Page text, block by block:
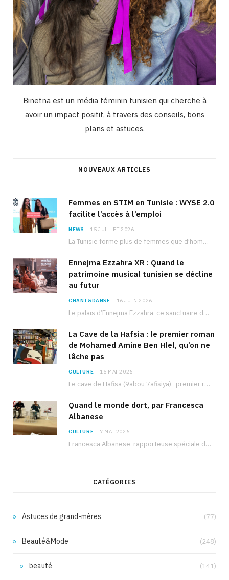
Binetna est un média féminin tunisien qui cherche à
avoir un impact positif, à travers des conseils, bons
plans et astuces.
NOUVEAUX ARTICLES
Femmes en STIM en Tunisie : WYSE 2.0
facilite l’accès à l’emploi
NEWS 15 JUILLET 2026
La Tunisie forme plus de femmes que d’hommes dans les filières scientifiques. Pourtant, pour beaucoup…
Ennejma Ezzahra XR : Quand le
patrimoine musical tunisien se décline
au futur
CHANT&DANSE 16 JUIN 2026
Le palais d’Ennejma Ezzahra, ce sanctuaire de la musique tunisienne et méditerranéenne construit par le…
La Cave de la Hafsia : le premier roman
de Mohamed Amine Ben Hlel, qu’on ne
lâche pas
CULTURE 15 MAI 2026
Le cave de Hafisa (9abou 7afisiya), premier roman du journaliste tunisien Mohamed Amine Ben Hlel,…
Quand le monde dort, par Francesca
Albanese
CULTURE 7 MAI 2026
Francesca Albanese, rapporteuse spéciale de l’ONU sur les territoires palestiniens occupés, était à Tunis pour…
CATÉGORIES
Astuces de grand-mères (77)
Beauté&Mode (248)
beauté (141)